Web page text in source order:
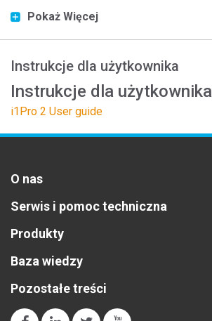
Pokaż Więcej
Instrukcje dla użytkownika
Instrukcje dla użytkownika
i1Pro 2 User guide
O nas
Serwis i pomoc techniczna
Produkty
Baza wiedzy
Pozostałe treści